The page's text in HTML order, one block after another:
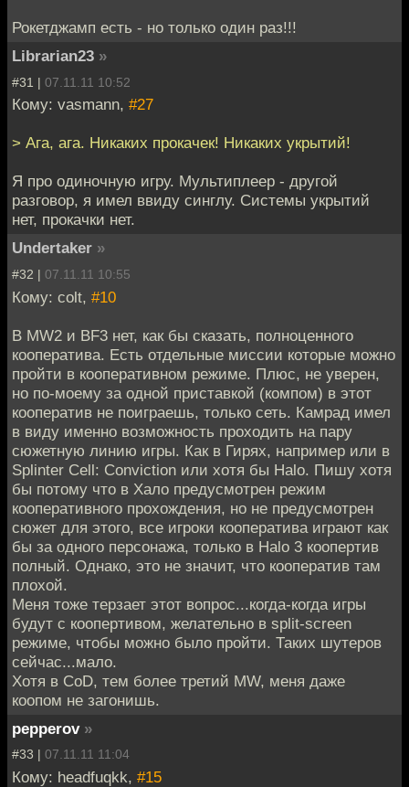
Рокетджамп есть - но только один раз!!!
Librarian23 »
#31 | 07.11.11 10:52
Кому: vasmann, #27
> Ага, ага. Никаких прокачек! Никаких укрытий!
Я про одиночную игру. Мультиплеер - другой
разговор, я имел ввиду синглу. Системы укрытий
нет, прокачки нет.
Undertaker »
#32 | 07.11.11 10:55
Кому: colt, #10
В MW2 и BF3 нет, как бы сказать, полноценного
кооператива. Есть отдельные миссии которые можно
пройти в кооперативном режиме. Плюс, не уверен,
но по-моему за одной приставкой (компом) в этот
кооператив не поиграешь, только сеть. Камрад имел
в виду именно возможность проходить на пару
сюжетную линию игры. Как в Гирях, например или в
Splinter Cell: Conviction или хотя бы Halo. Пишу хотя
бы потому что в Хало предусмотрен режим
кооперативного прохождения, но не предусмотрен
сюжет для этого, все игроки кооператива играют как
бы за одного персонажа, только в Halo 3 коопертив
полный. Однако, это не значит, что кооператив там
плохой.
Меня тоже терзает этот вопрос...когда-когда игры
будут с коопертивом, желательно в split-screen
режиме, чтобы можно было пройти. Таких шутеров
сейчас...мало.
Хотя в CoD, тем более третий MW, меня даже
коопом не загонишь.
pepperov »
#33 | 07.11.11 11:04
Кому: headfuqkk, #15